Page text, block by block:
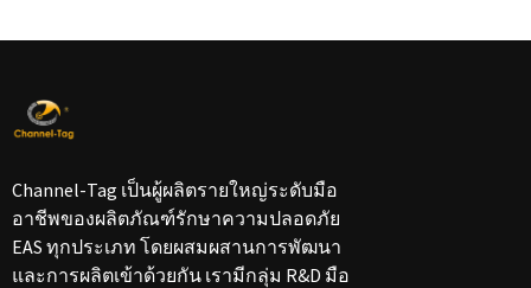
Channel-Tag เป็นผู้ผลิตรายใหญ่ระดับมือ
อาชีพของผลิตภัณฑ์รักษาความปลอดภัย
EAS ทุกประเภท โดยผสมผสานการพัฒนา
และการผลิตเข้าด้วยกัน เรามีกลุ่ม R&D มือ